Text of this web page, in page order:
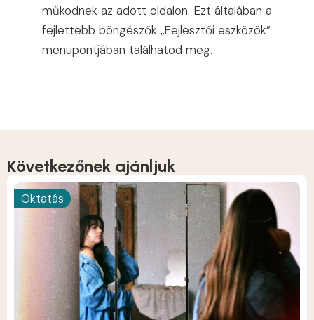
működnek az adott oldalon. Ezt általában a
fejlettebb böngészők „Fejlesztői eszközök”
menüpontjában találhatod meg.
Következőnek ajánljuk
Oktatás